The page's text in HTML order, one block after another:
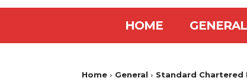
HOME GENERAL
Home General Standard Chartered